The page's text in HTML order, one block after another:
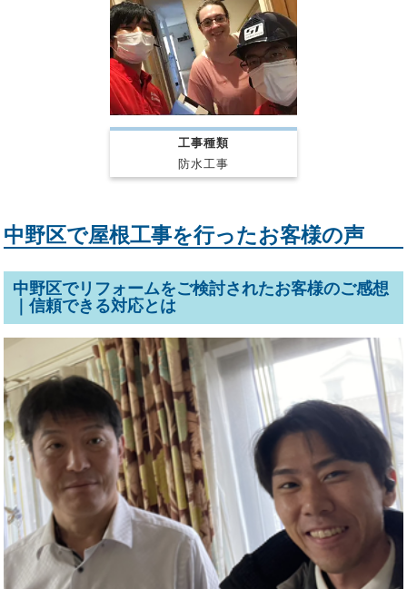
工事種類
防水工事
中野区で屋根工事を行ったお客様の声
中野区でリフォームをご検討されたお客様のご感想
｜信頼できる対応とは